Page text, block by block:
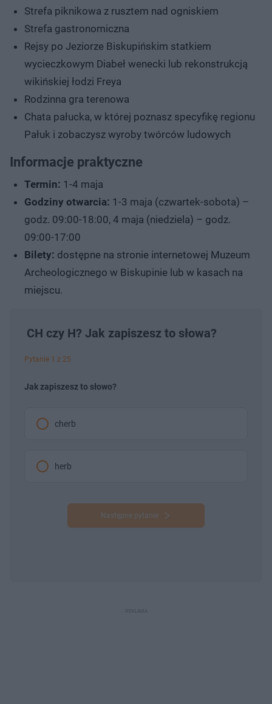
Strefa piknikowa z rusztem nad ogniskiem
Strefa gastronomiczna
Rejsy po Jeziorze Biskupińskim statkiem
wycieczkowym Diabeł wenecki lub rekonstrukcją
wikińskiej łodzi Freya
Rodzinna gra terenowa
Chata pałucka, w której poznasz specyfikę regionu
Pałuk i zobaczysz wyroby twórców ludowych
Informacje praktyczne
Termin: 1-4 maja
Godziny otwarcia: 1-3 maja (czwartek-sobota) –
godz. 09:00-18:00, 4 maja (niedziela) – godz.
09:00-17:00
Bilety: dostępne na stronie internetowej Muzeum
Archeologicznego w Biskupinie lub w kasach na
miejscu.
CH czy H? Jak zapiszesz to słowa?
Pytanie 1 z 25
Jak zapiszesz to słowo?
cherb
herb
Następne pytanie